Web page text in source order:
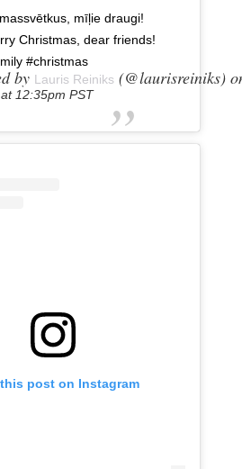
mīļie draugi!
Christmas, dear friends!
#christmas
by Lauris Reiniks (@laurisreiniks)
12:35pm PST
post on Instagram